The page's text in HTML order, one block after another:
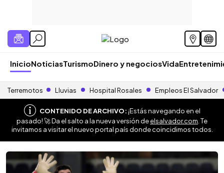
InicioNoticiasTurismoDinero y negociosVida
Terremotos Lluvias Hospital Rosales Empleos El Salvador
CONTENIDO DE ARCHIVO:¡Estás navegando en el
pasado! 🚀 Da el salto a la nueva versión deelsalvador.com . Te
invitamos a visitar el nuevo portal país donde coincidimos todos.